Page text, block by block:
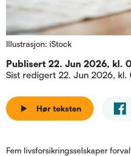
Illustrasjon: iStock
Publisert 22. Jun 2026, kl.
Sist redigert 22. Jun 2026, kl.
Hør teksten
Fem livsforsikringsselskaper